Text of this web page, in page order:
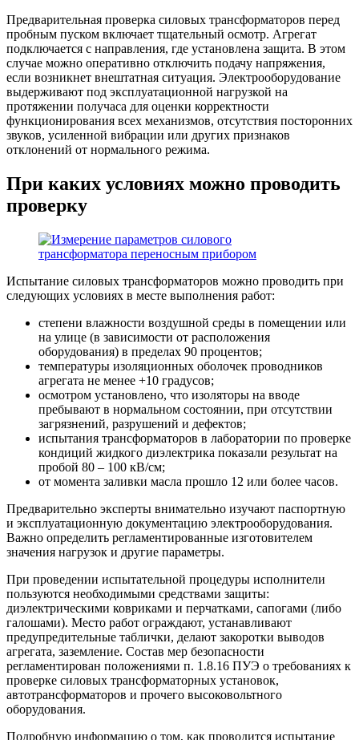
Предварительная проверка силовых трансформаторов перед
пробным пуском включает тщательный осмотр. Агрегат
подключается с направления, где установлена защита. В этом
случае можно оперативно отключить подачу напряжения,
если возникнет внештатная ситуация. Электрооборудование
выдерживают под эксплуатационной нагрузкой на
протяжении получаса для оценки корректности
функционирования всех механизмов, отсутствия посторонних
звуков, усиленной вибрации или других признаков
отклонений от нормального режима.
При каких условиях можно проводить
проверку
Испытание силовых трансформаторов можно проводить при
следующих условиях в месте выполнения работ:
степени влажности воздушной среды в помещении или
на улице (в зависимости от расположения
оборудования) в пределах 90 процентов;
температуры изоляционных оболочек проводников
агрегата не менее +10 градусов;
осмотром установлено, что изоляторы на вводе
пребывают в нормальном состоянии, при отсутствии
загрязнений, разрушений и дефектов;
испытания трансформаторов в лаборатории по проверке
кондиций жидкого диэлектрика показали результат на
пробой 80 – 100 кВ/см;
от момента заливки масла прошло 12 или более часов.
Предварительно эксперты внимательно изучают паспортную
и эксплуатационную документацию электрооборудования.
Важно определить регламентированные изготовителем
значения нагрузок и другие параметры.
При проведении испытательной процедуры исполнители
пользуются необходимыми средствами защиты:
диэлектрическими ковриками и перчатками, сапогами (либо
галошами). Место работ ограждают, устанавливают
предупредительные таблички, делают закоротки выводов
агрегата, заземление. Состав мер безопасности
регламентирован положениями п. 1.8.16 ПУЭ о требованиях к
проверке силовых трансформаторных установок,
автотрансформаторов и прочего высоковольтного
оборудования.
Подробную информацию о том, как проводится испытание